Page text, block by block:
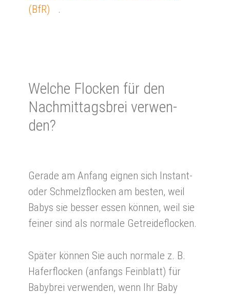
(BfR)
.
Wel­che Flocken für den
Nach­mittags­brei ver­wen­
den?
Gerade am Anfang eignen sich Instant-
oder Schmelzflocken am besten, weil
Babys sie besser essen können, weil sie
feiner sind als normale Getreideflocken.
Später können Sie auch normale z. B.
Haferflocken (anfangs Feinblatt) für
Babybrei verwenden, wenn Ihr Baby